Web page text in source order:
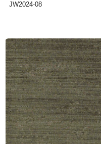
JW2024-08